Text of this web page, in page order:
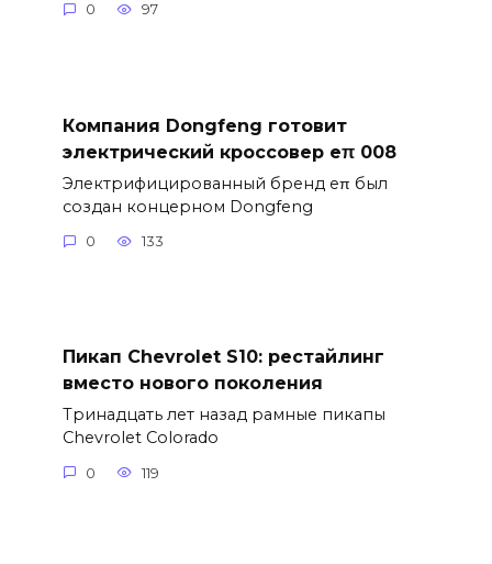
0 97
Компания Dongfeng готовит
электрический кроссовер eπ 008
Электрифицированный бренд eπ был
создан концерном Dongfeng
0 133
Пикап Chevrolet S10: рестайлинг
вместо нового поколения
Тринадцать лет назад рамные пикапы
Chevrolet Colorado
0 119